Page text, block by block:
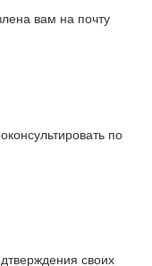
вам на почту
по
своих